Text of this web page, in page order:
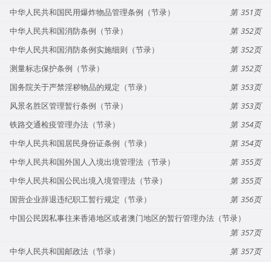
中华人民共和国民用爆炸物品管理条例（节录）
351
中华人民共和国消防条例（节录）
352
中华人民共和国消防条例实施细则（节录）
352
测量标志保护条例（节录）
352
国务院关于严禁淫秽物品的规定（节录）
353
风景名胜区管理暂行条例（节录）
353
铁路交通检疫管理办法（节录）
354
中华人民共和国居民身份证条例（节录）
354
中华人民共和国外国人入境出境管理法（节录）
355
中华人民共和国公民出境入境管理法（节录）
355
国营企业辞退违纪职工暂行规定（节录）
356
中国公民因私事往来香港地区或者澳门地区的暂行管理办法（节录）
357
中华人民共和国邮政法（节录）
357